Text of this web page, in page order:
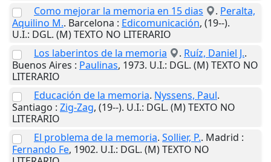
Como mejorar la memoria en 15 dias
. Peralta,
Aquilino M.. Barcelona : Edicomunicación, (19--).
U.I.: DGL. (M) TEXTO NO LITERARIO
Los laberintos de la memoria
. Ruíz, Daniel J..
Buenos Aires : Paulinas, 1973. U.I.: DGL. (M) TEXTO NO
LITERARIO
Educación de la memoria. Nyssens, Paul.
Santiago : Zig-Zag, (19--). U.I.: DGL. (M) TEXTO NO
LITERARIO
El problema de la memoria. Sollier, P.. Madrid :
Fernando Fe, 1902. U.I.: DGL. (M) TEXTO NO